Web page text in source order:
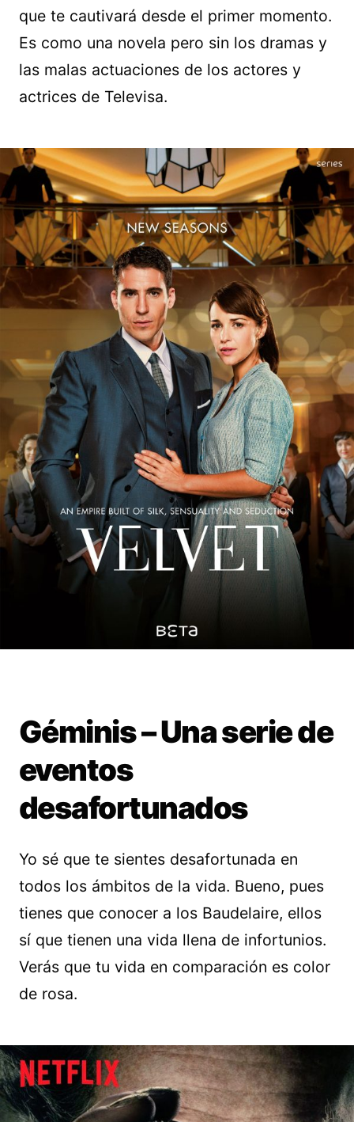
que te cautivará desde el primer momento.
Es como una novela pero sin los dramas y
las malas actuaciones de los actores y
actrices de Televisa.
Géminis – Una serie de
eventos
desafortunados
Yo sé que te sientes desafortunada en
todos los ámbitos de la vida. Bueno, pues
tienes que conocer a los Baudelaire, ellos
sí que tienen una vida llena de infortunios.
Verás que tu vida en comparación es color
de rosa.